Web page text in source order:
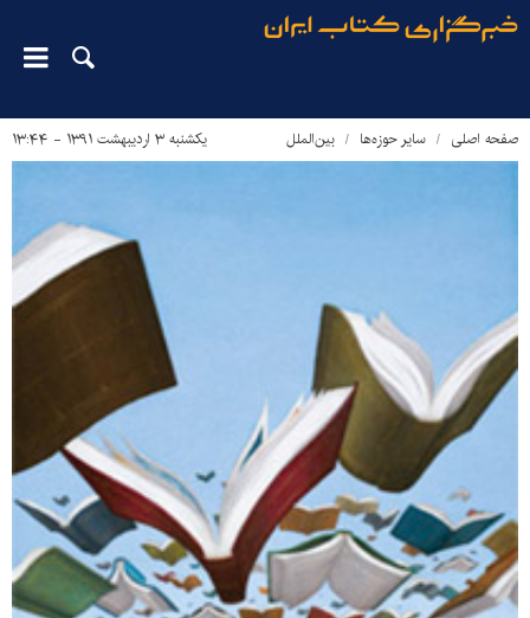
صفحه اصلی سایر حوزه‌ها بین‌الملل یکشنبه ۳ اردیبهشت ۱۳۹۱ - ۱۳:۴۴